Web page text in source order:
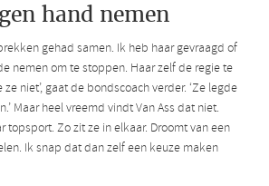
hand nemen
gehad samen. Ik heb haar gevraagd of
nemen om te stoppen. Haar zelf de regie te
niet’, gaat de bondscoach verder. ‘Ze legde
Maar heel vreemd vindt Van Ass dat niet.
topsport. Zo zit ze in elkaar. Droomt van een
Ik snap dat dan zelf een keuze maken